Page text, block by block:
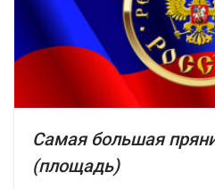
Самая большая
(площадь)